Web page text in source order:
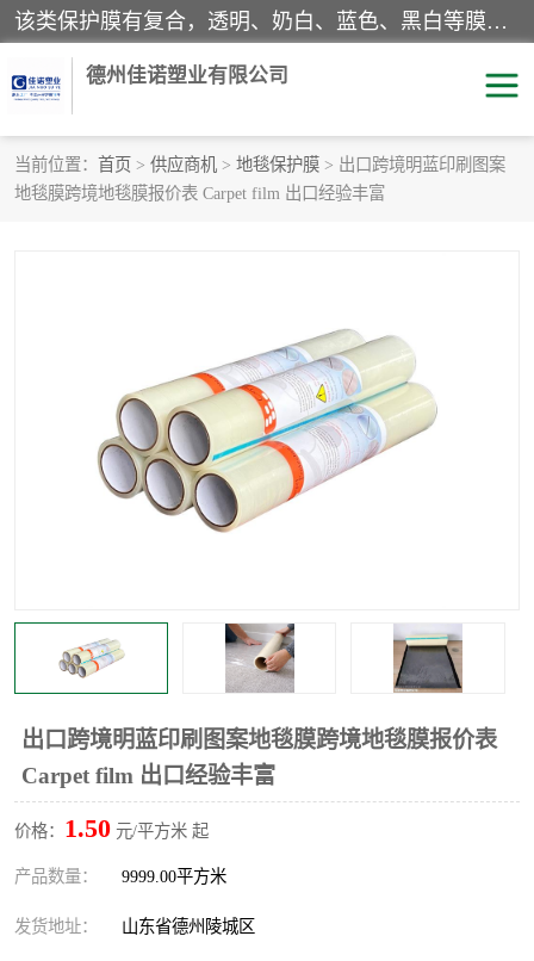
该类保护膜有复合，透明、奶白、蓝色、黑白等膜型。特高粘，高粘，中高粘，中粘，中低粘，低粘等。对于不同的粘力要求有相应的产品相适配。无胶渍残留污染。在较宽的收卷幅度下平整无皱纹，收卷长度大，利于机械化及自动化施工粘贴。为您的产品提供的表面保护解决方案。 产品广泛适用于：铝材、不锈钢、金属、塑料、电子、家电、家具、玻璃、化工材料、装饰材料等。
德州佳诺塑业有限公司
当前位置： 首页 > 供应商机 > 地毯保护膜 > 出口跨境明蓝印刷图案
地毯膜跨境地毯膜报价表 Carpet film 出口经验丰富
出口跨境明蓝印刷图案地毯膜跨境地毯膜报价表
Carpet film 出口经验丰富
价格： 1.50 元/平方米 起
产品数量： 9999.00平方米
发货地址： 山东省德州陵城区
pe保护膜 包装膜
透明保护膜
乳白保护膜
明蓝保护膜 纯黑保护膜
印字保护膜 彩钢板保护膜
不锈钢板保护膜 一次性隔离膜